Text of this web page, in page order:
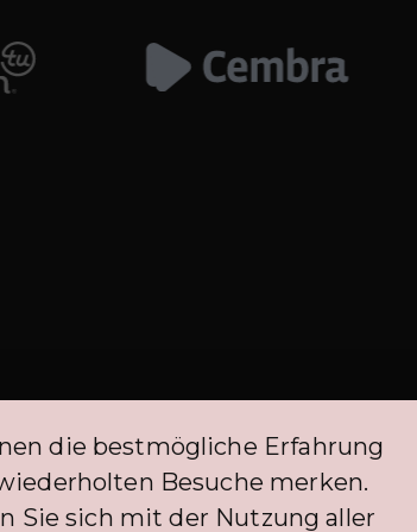
Ausnahme von der FINMA-Regulierung. Die
müssen.
die bestmögliche Erfahrung
Besuche merken.
Sie sich mit der Nutzung aller